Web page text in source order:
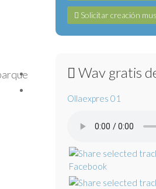
Solicitar creación
Wav gratis
Ollaexpres 01